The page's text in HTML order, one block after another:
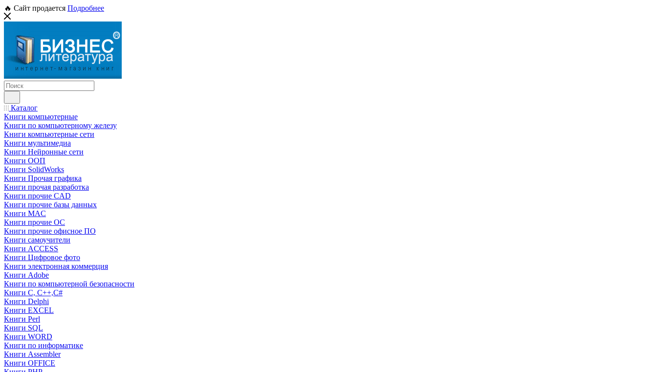
🔥 Сайт продается Подробнее
Каталог
Книги компьютерные
Книги по компьютерному железу
Книги компьютерные сети
Книги мультимедиа
Книги Нейронные сети
Книги ООП
Книги SolidWorks
Книги Прочая графика
Книги прочая разработка
Книги прочие CAD
Книги прочие базы данных
Книги MAC
Книги прочие ОС
Книги прочие офисное ПО
Книги самоучители
Книги ACCESS
Книги Цифровое фото
Книги электронная коммерция
Книги Adobe
Книги по компьютерной безопасности
Книги C, C++,С#
Книги Delphi
Книги EXCEL
Книги Perl
Книги SQL
Книги WORD
Книги по информатике
Книги Assembler
Книги OFFICE